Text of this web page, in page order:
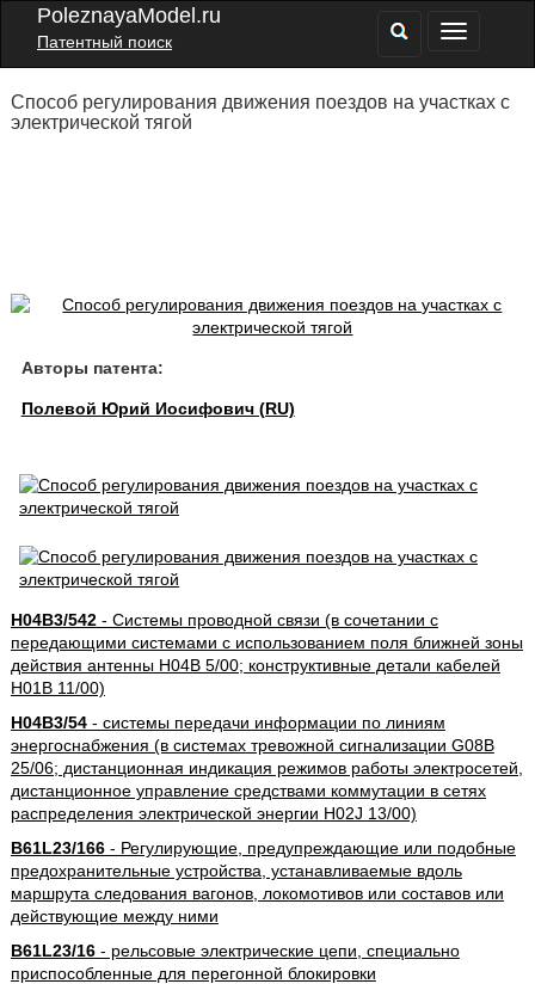
PoleznayaModel.ru
Патентный поиск
Способ регулирования движения поездов на участках с
электрической тягой
Авторы патента:
Полевой Юрий Иосифович (RU)
H04B3/542- Системы проводной связи (в сочетании с
передающими системами с использованием поля ближней зоны
действия антенны H04B 5/00; конструктивные детали кабелей
H01B 11/00)
H04B3/54- системы передачи информации по линиям
энергоснабжения (в системах тревожной сигнализации G08B
25/06; дистанционная индикация режимов работы электросетей,
дистанционное управление средствами коммутации в сетях
распределения электрической энергии H02J 13/00)
B61L23/166- Регулирующие, предупреждающие или подобные
предохранительные устройства, устанавливаемые вдоль
маршрута следования вагонов, локомотивов или составов или
действующие между ними
B61L23/16- рельсовые электрические цепи, специально
приспособленные для перегонной блокировки